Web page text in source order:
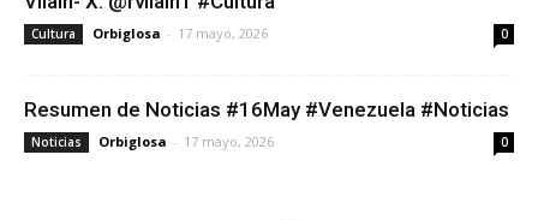
Cultura Orbiglosa - 17 mayo, 2026 0
Resumen de Noticias #16May #Venezuela #Noticias
Noticias Orbiglosa - 17 mayo, 2026 0